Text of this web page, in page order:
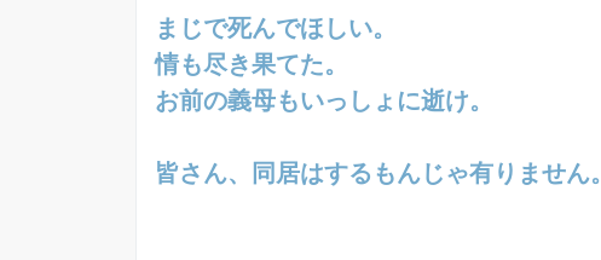
まじで死んでほしい。
情も尽き果てた。
お前の義母もいっしょに逝け。
皆さん、同居はするもんじゃ有りません。